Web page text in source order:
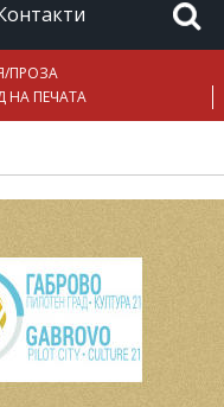
ПРОЗА
НА ПЕЧАТА